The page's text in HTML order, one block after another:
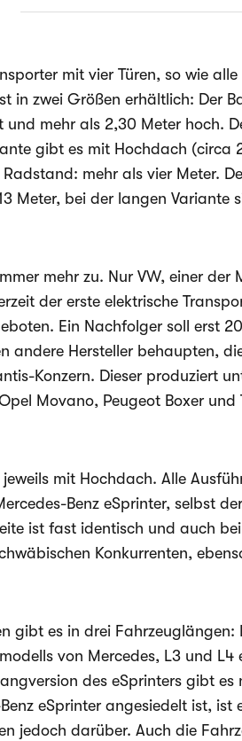
mit vier Türen, so wie alle
in zwei Größen erhältlich: Der
mehr als 2,30 Meter hoch.
gibt es mit Hochdach (circa
mehr als vier Meter.
Meter, bei der langen Variante
mehr zu. Nur VW, einer der
der erste elektrische
Ein Nachfolger soll erst
andere Hersteller behaupten,
Konzern. Dieser produziert
Movano, Peugeot Boxer und
mit Hochdach. Alle
Benz eSprinter, selbst
ist fast identisch und auch
Konkurrenten,
gibt es in drei Fahrzeuglängen:
von Mercedes, L3 und L4
des eSprinters gibt es
eSprinter angesiedelt ist, ist
jedoch darüber. Auch die